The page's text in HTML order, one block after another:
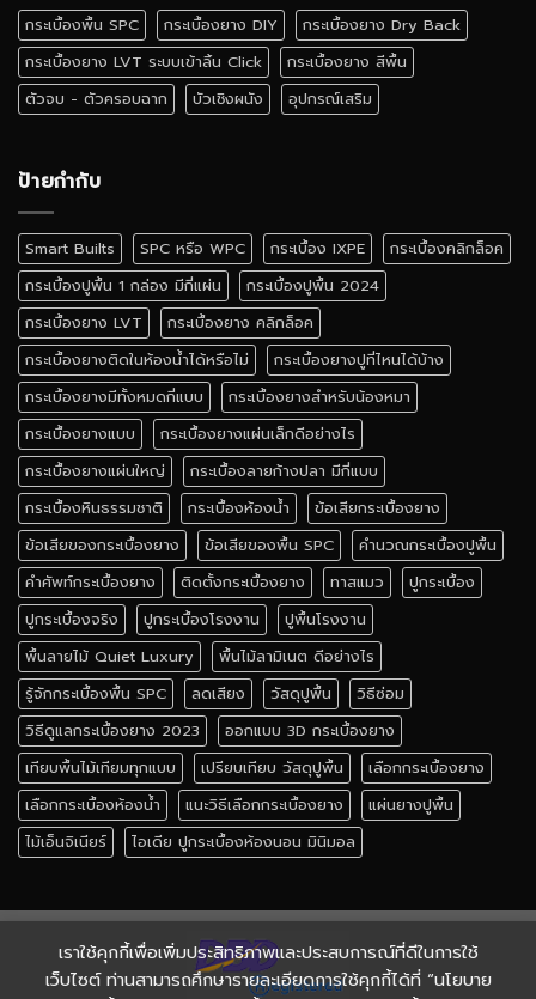
สี
ไหน
ดี
กระเบื้องพื้น SPC กระเบื้องยาง DIY
กระเบื้องยาง Dry Back
กระเบื้องยาง LVT ระบบเข้าลิ้น Click
กระเบื้องยาง สีพื้น
ตัวจบ - ตัวครอบฉาก
บัวเชิงผนัง อุปกรณ์เสริม
ป้ายกำกับ
Smart Builts SPC หรือ WPC กระเบื้อง IXPE
กระเบื้องคลิกล็อค
กระเบื้องปูพื้น 1 กล่อง มีกี่แผ่น
กระเบื้องปูพื้น 2024
กระเบื้องยาง LVT
กระเบื้องยาง คลิกล็อค
กระเบื้องยางติดในห้องน้ำได้หรือไม่
กระเบื้องยางปูที่ไหนได้บ้าง
กระเบื้องยางมีทั้งหมดกี่แบบ
กระเบื้องยางสำหรับน้องหมา
กระเบื้องยางแบบ
กระเบื้องยางแผ่นเล็กดีอย่างไร
กระเบื้องยางแผ่นใหญ่
กระเบื้องลายก้างปลา มีกี่แบบ
กระเบื้องหินธรรมชาติ
กระเบื้องห้องน้ำ
ข้อเสียกระเบื้องยาง
ข้อเสียของกระเบื้องยาง
ข้อเสียของพื้น SPC
คำนวณกระเบื้องปูพื้น
คำศัพท์กระเบื้องยาง
ติดตั้งกระเบื้องยาง ทาสแมว
ปูกระเบื้อง
ปูกระเบื้องจริง
ปูกระเบื้องโรงงาน
ปูพื้นโรงงาน
พื้นลายไม้ Quiet Luxury
พื้นไม้ลามิเนต ดีอย่างไร
รู้จักกระเบื้องพื้น SPC
ลดเสียง วัสดุปูพื้น
วิธีซ่อม
วิธีดูแลกระเบื้องยาง 2023
ออกแบบ 3D กระเบื้องยาง
เทียบพื้นไม้เทียมทุกแบบ
เปรียบเทียบ วัสดุปูพื้น
เลือกกระเบื้องยาง
เลือกกระเบื้องห้องน้ำ
แนะวิธีเลือกกระเบื้องยาง
แผ่นยางปูพื้น
ไม้เอ็นจิเนียร์
ไอเดีย ปูกระเบื้องห้องนอน มินิมอล
เราใช้คุกกี้เพื่อเพิ่มประสิทธิภาพและประสบการณ์ที่ดีในการใช้
เว็บไซต์ ท่านสามารถศึกษารายละเอียดการใช้คุกกี้ได้ที่ “นโยบาย